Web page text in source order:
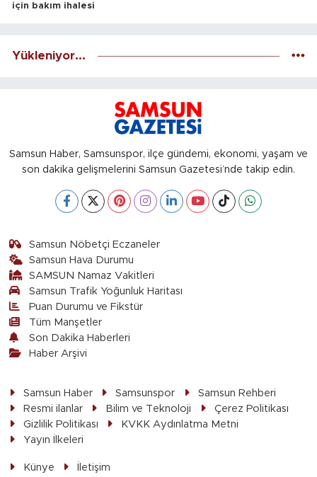
için bakım ihalesi
Yükleniyor...
Samsun Haber, Samsunspor, ilçe gündemi, ekonomi, yaşam ve
son dakika gelişmelerini Samsun Gazetesi’nde takip edin.
Samsun Nöbetçi Eczaneler
Samsun Hava Durumu
SAMSUN Namaz Vakitleri
Samsun Trafik Yoğunluk Haritası
Puan Durumu ve Fikstür
Tüm Manşetler
Son Dakika Haberleri
Haber Arşivi
Samsun Haber Samsunspor
Samsun Rehberi
Resmi ilanlar
Bilim ve Teknoloji
Çerez Politikası
Gizlilik Politikası
KVKK Aydınlatma Metni
Yayın İlkeleri
Künye İletişim